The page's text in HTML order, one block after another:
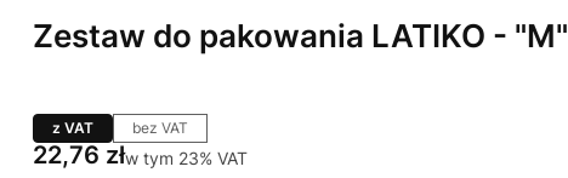
Zestaw do pakowania LATIKO - "M"
z VAT bez VAT
Cena
22,76 złw tym 23% VAT
w tym 23% VAT